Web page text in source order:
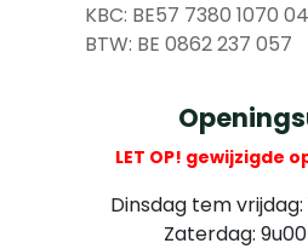
KBC: BE57 7380 1070
​ BTW: BE 0862 237 057
LET OP! gewijzigde
Dinsdag tem vrijdag:
Zaterdag: